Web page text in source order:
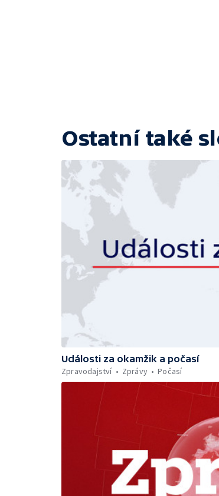
Ostatní také
Události za okamžik a počasí
Zpravodajství
Zprávy Počasí